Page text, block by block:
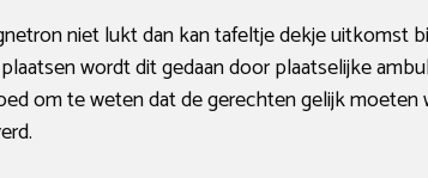
niet lukt dan kan tafeltje dekje uitkomst
wordt dit gedaan door plaatselijke
om te weten dat de gerechten gelijk